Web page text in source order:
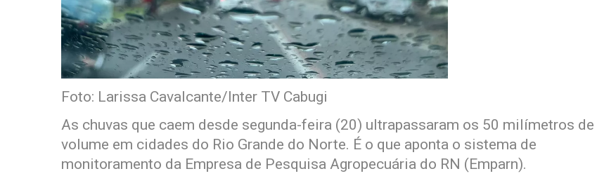
Foto: Larissa Cavalcante/Inter TV Cabugi
As chuvas que caem desde segunda-feira (20) ultrapassaram os 50 milímetros de
volume em cidades do Rio Grande do Norte. É o que aponta o sistema de
monitoramento da Empresa de Pesquisa Agropecuária do RN (Emparn).